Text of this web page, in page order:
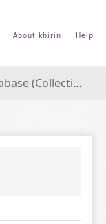
About khirin Help
Museum of Japanese History)